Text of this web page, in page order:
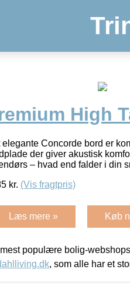
High
elegante Concorde bord er
der giver akustisk
– hvad end falder i din
kr. (Vis fragtpris)
Læs mere » Køb
populære bolig-
, som alle har et